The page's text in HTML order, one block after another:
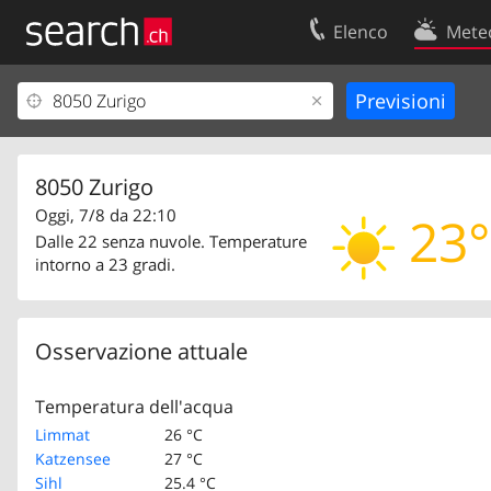
Elenco
8050 Zurigo
23°
Oggi, 7/8 da 22:10
Dalle 22 senza nuvole. Temperature
intorno a 23 gradi.
Osservazione attuale
Temperatura dell'acqua
Limmat
26 °C
Katzensee
27 °C
Sihl
25.4 °C
Il vostro profolio
Area clienti
Contatti
Condizioni